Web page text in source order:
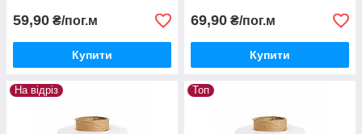
59,90 ₴/пог.м
Купити
69,90 ₴/пог.м
Купити
На відріз Топ